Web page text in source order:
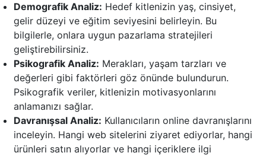
Demografik Analiz: Hedef kitlenizin yaş, cinsiyet,
gelir düzeyi ve eğitim seviyesini belirleyin. Bu
bilgilerle, onlara uygun pazarlama stratejileri
geliştirebilirsiniz.
Psikografik Analiz: Merakları, yaşam tarzları ve
değerleri gibi faktörleri göz önünde bulundurun.
Psikografik veriler, kitlenizin motivasyonlarını
anlamanızı sağlar.
Davranışsal Analiz: Kullanıcıların online davranışlarını
inceleyin. Hangi web sitelerini ziyaret ediyorlar, hangi
ürünleri satın alıyorlar ve hangi içeriklere ilgi